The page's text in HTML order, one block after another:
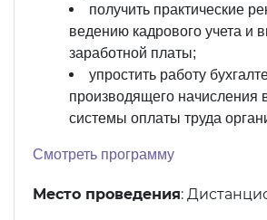
получить практические
ведению кадрового учета и
заработной платы;
упростить работу
производящего начисления
системы оплаты труда
Смотреть программу
Место проведения: